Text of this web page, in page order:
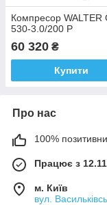
Компресор WALTER
530-3.0/200 P
60 320 ₴
Купити
Про нас
100%
Працює з
м. Київ
вул.